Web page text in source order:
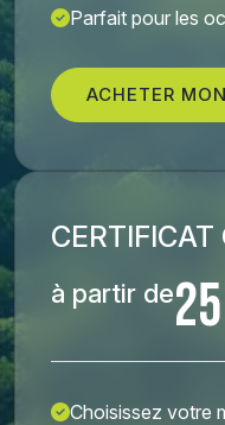
Parfait pour les
ACHETER
CERTIFICAT
à partir de
Choisissez votre